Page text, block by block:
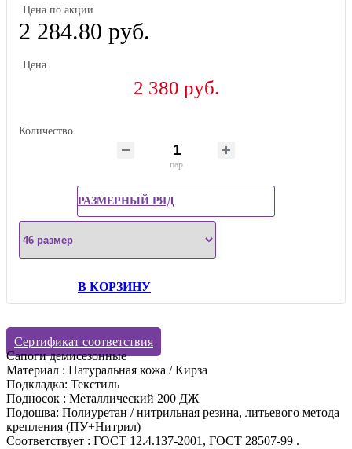
Цена по акции
2 284.80 руб.
Цена
2 380 руб.
Количество
пар
РАЗМЕРНЫЙ РЯД
В КОРЗИНУ
Сертификат соответствия
Сапоги демисезонные
Материал : Натуральная кожа / Кирза
Подкладка: Текстиль
Подносок : Металлический 200 ДЖ
Подошва: Полиуретан / нитрильная резина, литьевого метода
крепления (ПУ+Нитрил)
Соответствует : ГОСТ 12.4.137-2001, ГОСТ 28507-99 .